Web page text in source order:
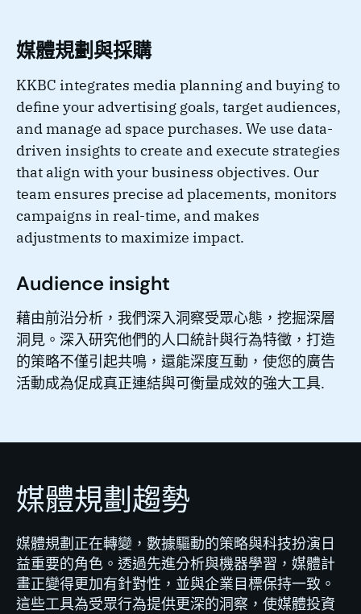
媒體規劃與採購
KKBC integrates media planning and buying to
define your advertising goals, target audiences,
and manage ad space purchases. We use data-
driven insights to create and execute strategies
that align with your business objectives. Our
team ensures precise ad placements, monitors
campaigns in real-time, and makes
adjustments to maximize impact.
Audience insight
藉由前沿分析，我們深入洞察受眾心態，挖掘深層
洞見。深入研究他們的人口統計與行為特徵，打造
的策略不僅引起共鳴，還能深度互動，使您的廣告
活動成為促成真正連結與可衡量成效的強大工具.
媒體規劃趨勢
媒體規劃正在轉變，數據驅動的策略與科技扮演日
益重要的角色。透過先進分析與機器學習，媒體計
畫正變得更加有針對性，並與企業目標保持一致。
這些工具為受眾行為提供更深的洞察，使媒體投資